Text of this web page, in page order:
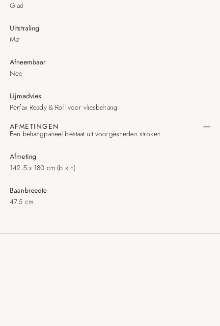
Glad
Uitstraling
Mat
Afneembaar
Nee
Lijmadvies
Perfax Ready & Roll voor vliesbehang
AFMETINGEN
Een behangpaneel bestaat uit voorgesneden stroken.
Afmeting
142.5 x 180 cm (b x h)
Baanbreedte
47.5 cm